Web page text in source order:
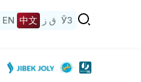
EN 中文 ق ز ЎЗ